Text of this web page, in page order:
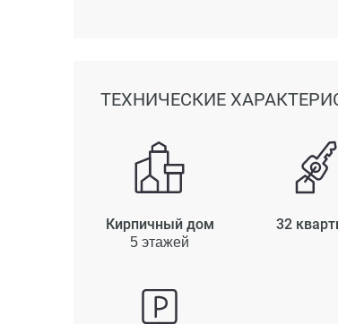
ТЕХНИЧЕСКИЕ
Кирпичный дом
5 этажей
32